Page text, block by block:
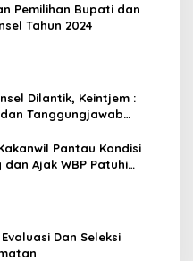
Pemilihan Bupati dan
Tahun 2024
Dilantik, Keintjem :
Tanggungjawab
Pantau Kondisi
Ajak WBP Patuhi
Dan Seleksi